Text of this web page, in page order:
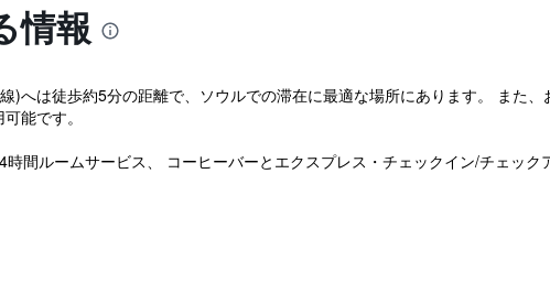
情報
)へは徒歩約5分の距離で、ソウルでの滞在に最適な場所にあります。 また
能です。
間ルームサービス、 コーヒーバーとエクスプレス・チェックイン/チェッ